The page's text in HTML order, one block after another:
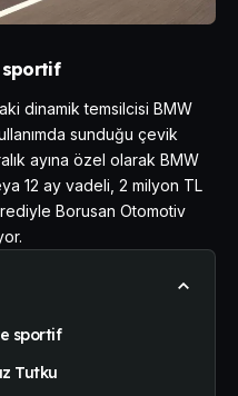
sportif
dinamik temsilcisi BMW
sunduğu çevik
ayına özel olarak BMW
12 ay vadeli, 2 milyon TL
Borusan Otomotiv
sportif
Tutku